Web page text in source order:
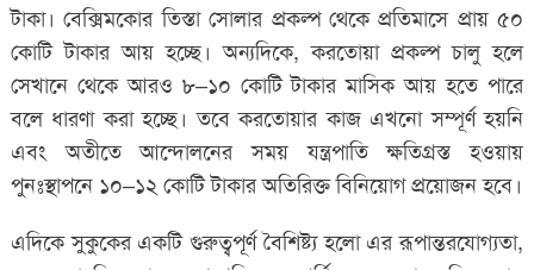
টাকা। বেক্সিমকোর তিস্তা সোলার প্রকল্প থেকে প্রতিমাসে প্রায় ৫০
কোটি টাকার আয় হচ্ছে। অন্যদিকে, করতোয়া প্রকল্প চালু হলে
সেখানে থেকে আরও ৮–১০ কোটি টাকার মাসিক আয় হতে পারে
বলে ধারণা করা হচ্ছে। তবে করতোয়ার কাজ এখনো সম্পূর্ণ হয়নি
এবং অতীতে আন্দোলনের সময় যন্ত্রপাতি ক্ষতিগ্রস্ত হওয়ায়
পুনঃস্থাপনে ১০–১২ কোটি টাকার অতিরিক্ত বিনিয়োগ প্রয়োজন হবে।
এদিকে সুকুকের একটি গুরুত্বপূর্ণ বৈশিষ্ট্য হলো এর রূপান্তরযোগ্যতা,